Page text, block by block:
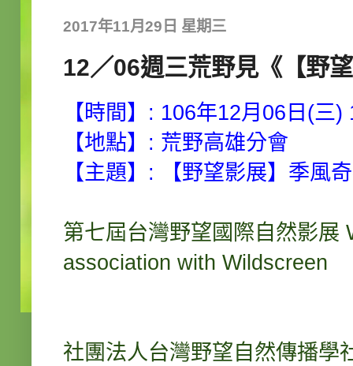
2017年11月29日 星期三
12／06週三荒野見《【野
【時間】: 106年12月06日(三
【地點】: 荒野高雄分會
【主題】:
【野望影展】季風
第七屆台灣野望國際自然影展
association with Wildscreen
社團法人台灣野望自然傳播學